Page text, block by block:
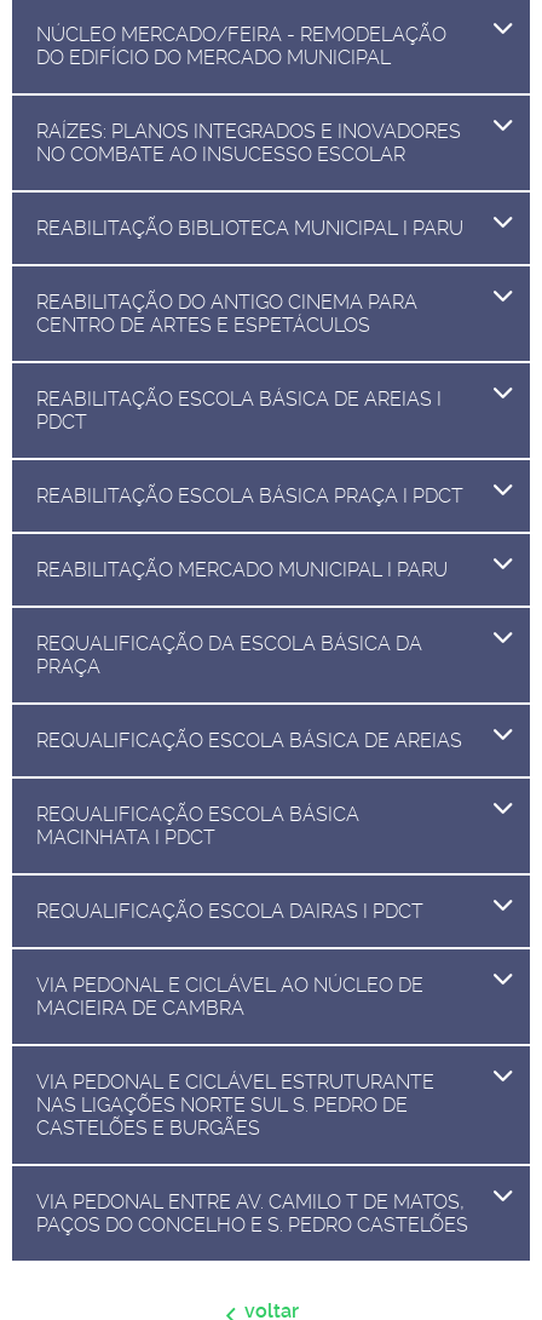
NÚCLEO MERCADO/FEIRA - REMODELAÇÃO
DO EDIFÍCIO DO MERCADO MUNICIPAL
RAÍZES: PLANOS INTEGRADOS E INOVADORES
NO COMBATE AO INSUCESSO ESCOLAR
REABILITAÇÃO BIBLIOTECA MUNICIPAL I PARU
REABILITAÇÃO DO ANTIGO CINEMA PARA
CENTRO DE ARTES E ESPETÁCULOS
REABILITAÇÃO ESCOLA BÁSICA DE AREIAS I
PDCT
REABILITAÇÃO ESCOLA BÁSICA PRAÇA I PDCT
REABILITAÇÃO MERCADO MUNICIPAL I PARU
REQUALIFICAÇÃO DA ESCOLA BÁSICA DA
PRAÇA
REQUALIFICAÇÃO ESCOLA BÁSICA DE AREIAS
REQUALIFICAÇÃO ESCOLA BÁSICA
MACINHATA I PDCT
REQUALIFICAÇÃO ESCOLA DAIRAS I PDCT
VIA PEDONAL E CICLÁVEL AO NÚCLEO DE
MACIEIRA DE CAMBRA
VIA PEDONAL E CICLÁVEL ESTRUTURANTE
NAS LIGAÇÕES NORTE SUL S. PEDRO DE
CASTELÕES E BURGÃES
VIA PEDONAL ENTRE AV. CAMILO T DE MATOS,
PAÇOS DO CONCELHO E S. PEDRO CASTELÕES
voltar